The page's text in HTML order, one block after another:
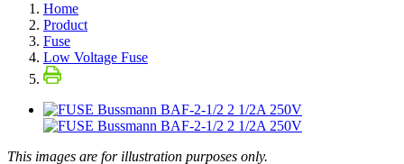
Home
Product
Fuse
Low Voltage Fuse
This images are for illustration purposes only.